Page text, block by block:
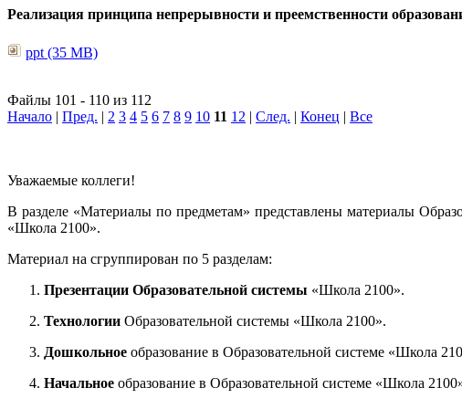
Реализация принципа непрерывности и преемственности
ppt (35 MB)
Файлы 101 - 110 из 112
Начало | Пред. | 2 3 4 5 6 7 8 9 10 11 12 | След. | Конец | Все
Уважаемые коллеги!
В разделе «Материалы по предметам» представлены материалы
«Школа 2100».
Материал на сгруппирован по 5 разделам:
Презентации Образовательной системы «Школа 2100».
Технологии Образовательной системы «Школа 2100».
Дошкольное образование в Образовательной системе «Школа
Начальное образование в Образовательной системе «Школа